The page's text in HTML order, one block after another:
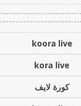
koora live
kora live
كورة لايف